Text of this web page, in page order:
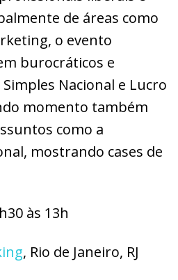
de áreas como
o evento
burocráticos e
Nacional e Lucro
momento também
como a
mostrando cases de
às 13h
, Rio de Janeiro, RJ